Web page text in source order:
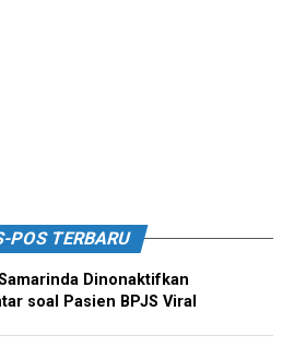
POS TERBARU
Dinonaktifkan
soal Pasien BPJS Viral